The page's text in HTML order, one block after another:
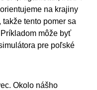
na krajiny
tento pomer sa
môže byť
pre poľské
Okolo nášho